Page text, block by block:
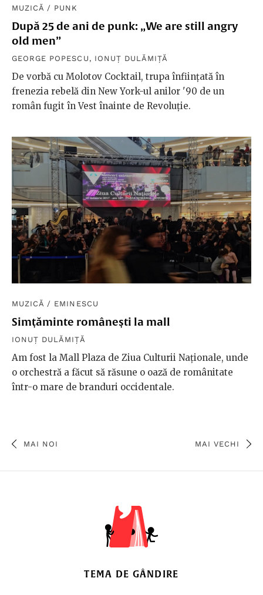
MUZICĂ / PUNK
După 25 de ani de punk: „We are still angry
old men”
GEORGE POPESCU , IONUȚ DULĂMIȚĂ
De vorbă cu Molotov Cocktail, trupa înființată în
frenezia rebelă din New York-ul anilor '90 de un
român fugit în Vest înainte de Revoluție.
MUZICĂ / EMINESCU
Simţăminte româneşti la mall
IONUȚ DULĂMIȚĂ
Am fost la Mall Plaza de Ziua Culturii Naţionale, unde
o orchestră a făcut să răsune o oază de românitate
într-o mare de branduri occidentale.
MAI NOI MAI VECHI
TEMA DE GÂNDIRE